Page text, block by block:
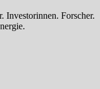
Investorinnen. Forscher.